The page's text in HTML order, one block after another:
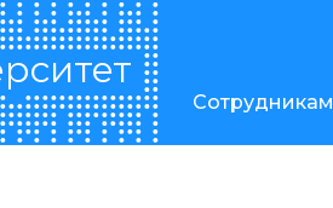
Сотрудникам